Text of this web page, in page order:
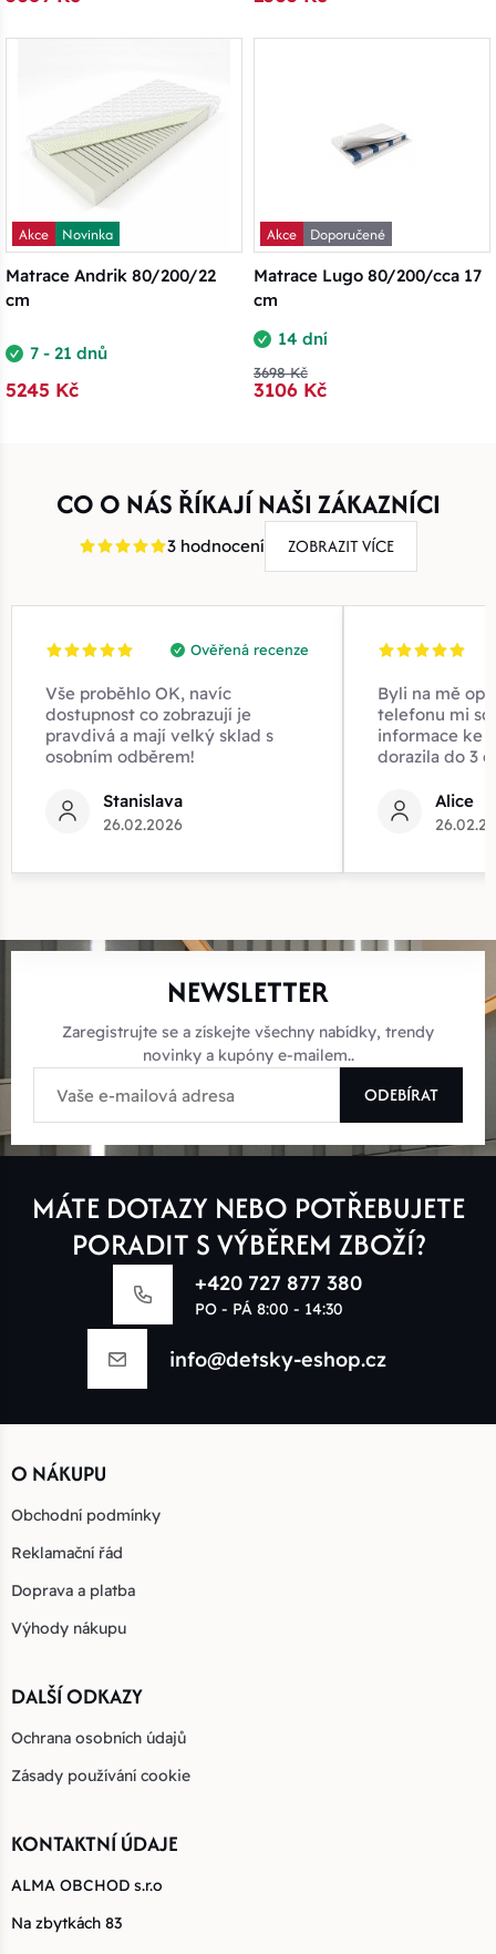
Akce
Novinka
Matrace Andrik 80/200/22
cm
7 - 21 dnů
5245 Kč
Akce
Doporučené
Matrace Lugo 80/200/cca 17
cm
14 dní
3698 Kč
3106 Kč
CO O NÁS ŘÍKAJÍ NAŠI ZÁKAZNÍCI
3 hodnocení ZOBRAZIT VÍCE
Ověřená recenze
Vše proběhlo OK, navíc
dostupnost co zobrazují je
pravdivá a mají velký sklad s
osobním odběrem!
Stanislava
26.02.2026
Byli na mě
telefonu mi
informace ke
dorazila do 3
Alice
NEWSLETTER
Zaregistrujte se a získejte všechny nabídky, trendy
novinky a kupóny e-mailem..
ODEBÍRAT
MÁTE DOTAZY NEBO POTŘEBUJETE
PORADIT S VÝBĚREM ZBOŽÍ?
+420 727 877 380
PO - PÁ 8:00 - 14:30
info@detsky-eshop.cz
O NÁKUPU
Obchodní podmínky
Reklamační řád
Doprava a platba
Výhody nákupu
DALŠÍ ODKAZY
Ochrana osobních údajů
Zásady používání cookie
KONTAKTNÍ ÚDAJE
ALMA OBCHOD s.r.o
Na zbytkách 83